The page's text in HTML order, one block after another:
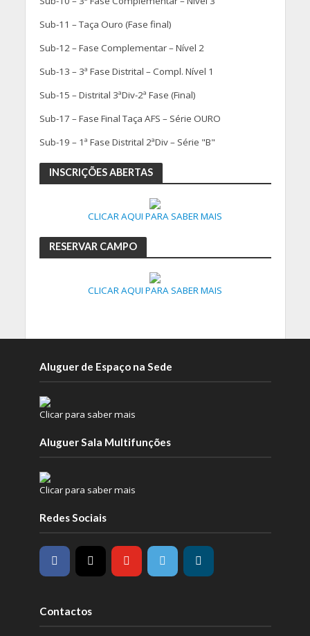
Sub-11 – Taça Ouro (Fase final)
Sub-12 – Fase Complementar – Nível 2
Sub-13 – 3ª Fase Distrital – Compl. Nível 1
Sub-15 – Distrital 3ªDiv-2ª Fase (Final)
Sub-17 – Fase Final Taça AFS – Série OURO
Sub-19 – 1ª Fase Distrital 2ªDiv – Série "B"
INSCRIÇÕES ABERTAS
CLICAR AQUI PARA SABER MAIS
RESERVAR CAMPO
CLICAR AQUI PARA SABER MAIS
Aluguer de Espaço na Sede
Clicar para saber mais
Aluguer Sala Multifunções
Clicar para saber mais
Redes Sociais
Contactos